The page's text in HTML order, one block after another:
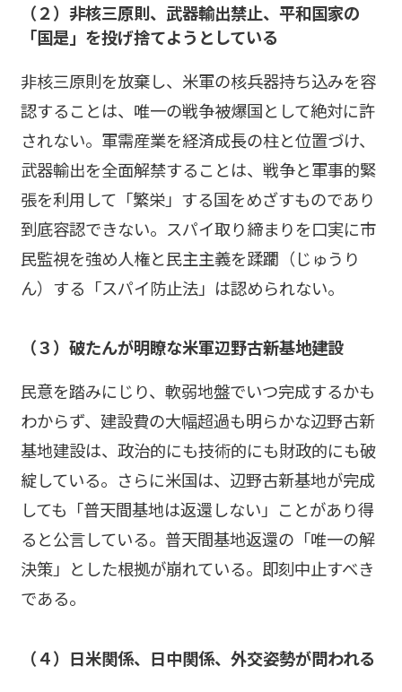
（２）非核三原則、武器輸出禁止、平和国家の
「国是」を投げ捨てようとしている
非核三原則を放棄し、米軍の核兵器持ち込みを容
認することは、唯一の戦争被爆国として絶対に許
されない。軍需産業を経済成長の柱と位置づけ、
武器輸出を全面解禁することは、戦争と軍事的緊
張を利用して「繁栄」する国をめざすものであり
到底容認できない。スパイ取り締まりを口実に市
民監視を強め人権と民主主義を蹂躙（じゅうり
ん）する「スパイ防止法」は認められない。
（３）破たんが明瞭な米軍辺野古新基地建設
民意を踏みにじり、軟弱地盤でいつ完成するかも
わからず、建設費の大幅超過も明らかな辺野古新
基地建設は、政治的にも技術的にも財政的にも破
綻している。さらに米国は、辺野古新基地が完成
しても「普天間基地は返還しない」ことがあり得
ると公言している。普天間基地返還の「唯一の解
決策」とした根拠が崩れている。即刻中止すべき
である。
（４）日米関係、日中関係、外交姿勢が問われる